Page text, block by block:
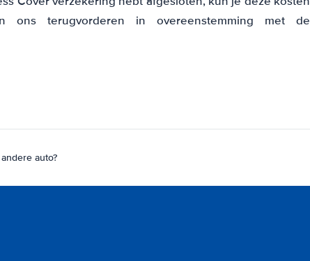
terugvorderen in overeenstemming met de
auto?